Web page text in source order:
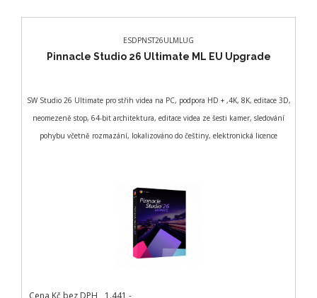
ESDPNST26ULMLUG
Pinnacle Studio 26 Ultimate ML EU Upgrade
SW Studio 26 Ultimate pro střih videa na PC, podpora HD + ,4K, 8K, editace 3D,
neomezeně stop, 64-bit architektura, editace videa ze šesti kamer, sledování
pohybu včetně rozmazání, lokalizováno do češtiny, elektronická licence
Cena Kč bez DPH
1.441,-